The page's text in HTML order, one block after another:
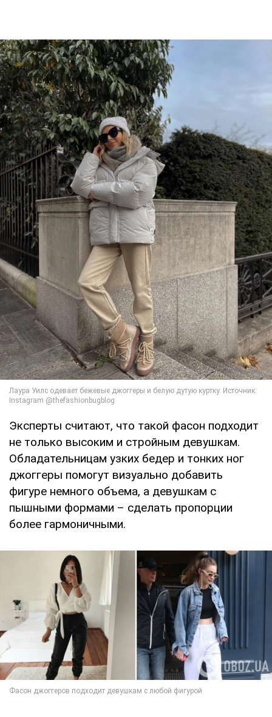
Эксперты считают, что такой фасон подходит
не только высоким и стройным девушкам.
Обладательницам узких бедер и тонких ног
джоггеры помогут визуально добавить
фигуре немного объема, а девушкам с
пышными формами – сделать пропорции
более гармоничными.